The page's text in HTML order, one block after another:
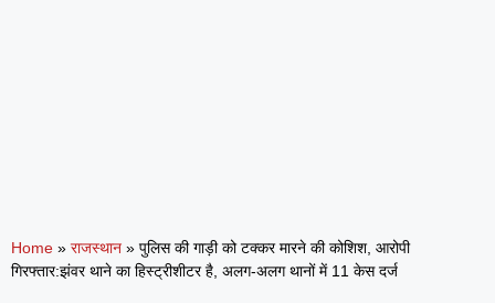
Home » राजस्थान » पुलिस की गाड़ी को टक्कर मारने की कोशिश, आरोपी
गिरफ्तार:झंवर थाने का हिस्ट्रीशीटर है, अलग-अलग थानों में 11 केस दर्ज